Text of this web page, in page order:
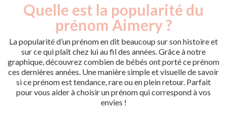
Quelle est la popularité du
prénom Aimery ?
La popularité d’un prénom en dit beaucoup sur son histoire et
sur ce qui plaît chez lui au fil des années. Grâce à notre
graphique, découvrez combien de bébés ont porté ce prénom
ces dernières années. Une manière simple et visuelle de savoir
si ce prénom est tendance, rare ou en plein retour. Parfait
pour vous aider à choisir un prénom qui correspond à vos
envies !
Année
Nouveaux-
nés
2010
5
2011
10
2012
10
2013
15
2014
5
2015
5